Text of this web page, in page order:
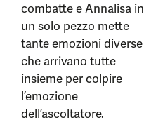
combatte e Annalisa in
un solo pezzo mette
tante emozioni diverse
che arrivano tutte
insieme per colpire
l’emozione
dell’ascoltatore.